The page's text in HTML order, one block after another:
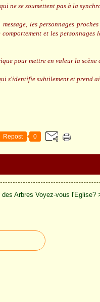
ne se soumettent pas à la
les personnages
et les personnages
pour mettre en valeur la scène
s'identifie subtilement et prend
Repost 0
Arbres Voyez-vous l'Eglise?